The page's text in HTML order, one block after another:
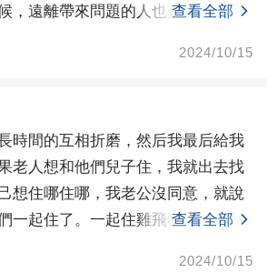
，遠離帶來問題的人也是可以的。
查看全部
2024/10/15
時間的互相折磨，然后我最后給我
老人想和他們兒子住，我就出去找
想住哪住哪，我老公沒同意，就說
一起住了。一起住雞飛狗跳，除非
查看全部
2024/10/15